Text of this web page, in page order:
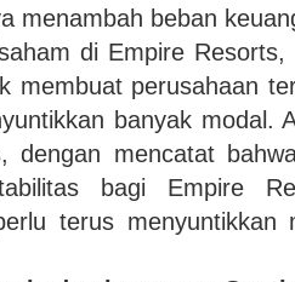
menambah beban
di Empire
membuat perusahaan
banyak modal.
dengan mencatat
bagi Empire
terus menyuntikkan